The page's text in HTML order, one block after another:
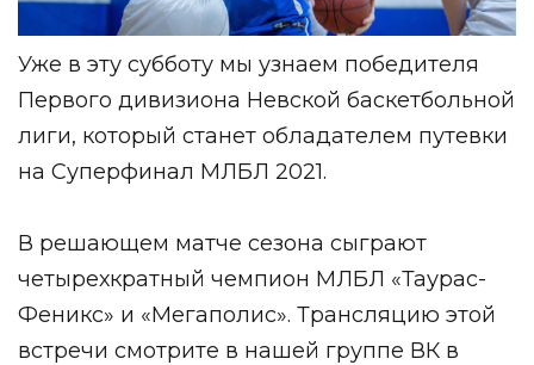
Уже в эту субботу мы узнаем победителя
Первого дивизиона Невской баскетбольной
лиги, который станет обладателем путевки
на Суперфинал МЛБЛ 2021.
В решающем матче сезона сыграют
четырехкратный чемпион МЛБЛ «Таурас-
Феникс» и «Мегаполис». Трансляцию этой
встречи смотрите в нашей группе ВК в